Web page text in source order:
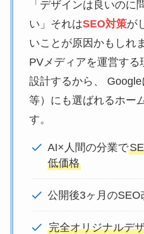
「デザインは良いのに
い」それはSEO対策が
いことが原因かもしれ
PVメディアを運営す
設計するから、
等）にも選ばれるホー
す。
AI×人間の分業で
低価格
公開後3ヶ月のSEO
完全オリジナルデ